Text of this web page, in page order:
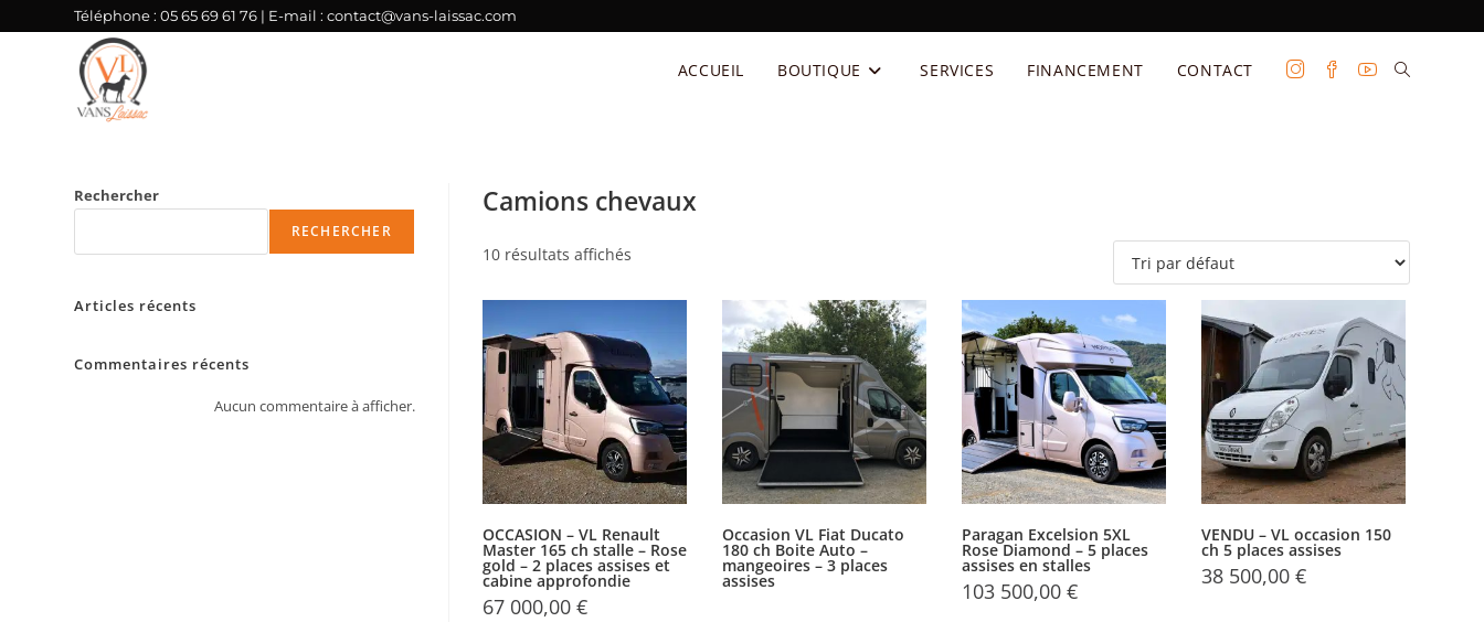
Téléphone :05 65 69 61 76 | E-mail :contact@vans-laissac.com
ACCUEIL BOUTIQUE SERVICES FINANCEMENT CONTACT
Camions chevaux
10 résultats affichés
OCCASION – VL Renault
Master 165 ch stalle – Rose
gold – 2 places assises et
cabine approfondie
67 000,00 €
Occasion VL Fiat Ducato
180 ch Boite Auto –
mangeoires – 3 places
assises
Paragan Excelsion 5XL
Rose Diamond – 5 places
assises en stalles
103 500,00€
VENDU – VL occasion 150
ch 5 places assises
38 500,00€
Rechercher
RECHERCHER
Articles récents
Commentaires récents
Aucun commentaire à afficher.